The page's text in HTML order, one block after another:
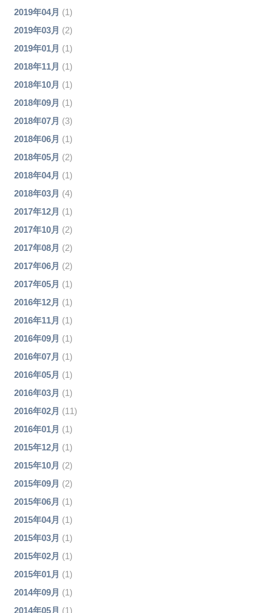
2019年04月 (1)
2019年03月 (2)
2019年01月 (1)
2018年11月 (1)
2018年10月 (1)
2018年09月 (1)
2018年07月 (3)
2018年06月 (1)
2018年05月 (2)
2018年04月 (1)
2018年03月 (4)
2017年12月 (1)
2017年10月 (2)
2017年08月 (2)
2017年06月 (2)
2017年05月 (1)
2016年12月 (1)
2016年11月 (1)
2016年09月 (1)
2016年07月 (1)
2016年05月 (1)
2016年03月 (1)
2016年02月 (11)
2016年01月 (1)
2015年12月 (1)
2015年10月 (2)
2015年09月 (2)
2015年06月 (1)
2015年04月 (1)
2015年03月 (1)
2015年02月 (1)
2015年01月 (1)
2014年09月 (1)
2014年05月 (1)